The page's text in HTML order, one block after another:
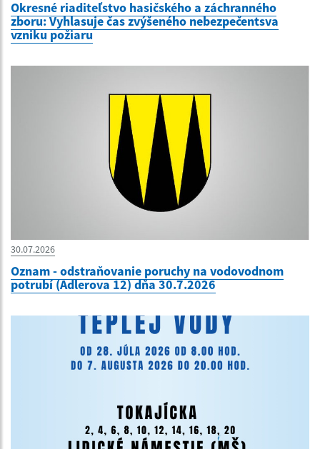
Okresné riaditeľstvo hasičského a záchranného
zboru: Vyhlasuje čas zvýšeného nebezpečentsva
vzniku požiaru
30.07.2026
Oznam - odstraňovanie poruchy na vodovodnom
potrubí (Adlerova 12) dňa 30.7.2026